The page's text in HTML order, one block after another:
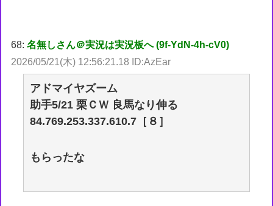
68:名無しさん＠実況は実況板へ (9f-YdN-4h-cV0)
2026/05/21(木) 12:56:21.18 ID:AzEar
アドマイヤズーム
助手5/21 栗ＣＷ 良馬なり伸る
84.769.253.337.610.7［８］
もらったな